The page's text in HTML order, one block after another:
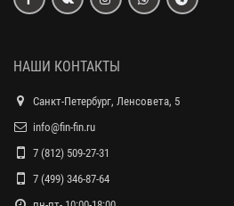
НАШИ КОНТАКТЫ
Санкт-Петербург, Ленсовета, 5
info@fin-fin.ru
7 (812) 509-27-31
7 (499) 346-87-64